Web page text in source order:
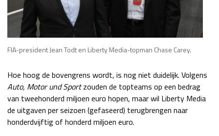
FIA-president Jean Todt en Liberty Media-topman Chase Carey.
Hoe hoog de bovengrens wordt, is nog niet duidelijk. Volgens
Auto, Motor und Sportzouden de topteams op een bedrag
van tweehonderd miljoen euro hopen, maar wil Liberty Media
de uitgaven per seizoen (gefaseerd) terugbrengen naar
honderdvijftig of honderd miljoen euro.